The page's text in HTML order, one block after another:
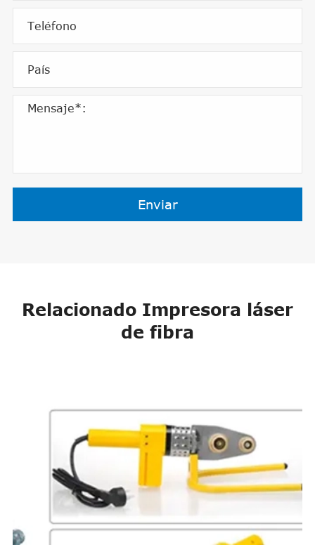
Enviar
Relacionado Impresora láser
de fibra